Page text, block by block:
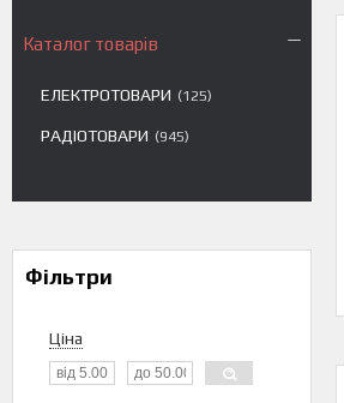
Каталог товарів
ЕЛЕКТРОТОВАРИ 125
РАДІОТОВАРИ 945
Фільтри
Ціна